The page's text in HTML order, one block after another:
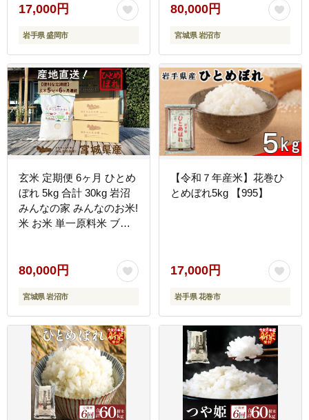
お米 こめ コメ ライス ご
飯 ごはん 美味しい 贈り
物 ギフト プレゼント 産
地直送 盛岡 佐々木米穀店
17,000円
岩手県 盛岡市
80,000円
宮城県 岩沼市
玄米 定期便 6ヶ月 ひとめ
ぼれ 5kg 合計 30kg 岩沼
みんなの家 みんなのお米!
米 お米 単一原料米 ブラ
キロ 6か月 6ヵ月 産地直
送 送料無料 宮城県産 宮
城 宮城県 岩沼市 定期 6
回 ［IM021_r7］
80,000円
宮城県 岩沼市
【令和７年産米】花巻ひ
とめぼれ5kg 【995】
17,000円
岩手県 花巻市